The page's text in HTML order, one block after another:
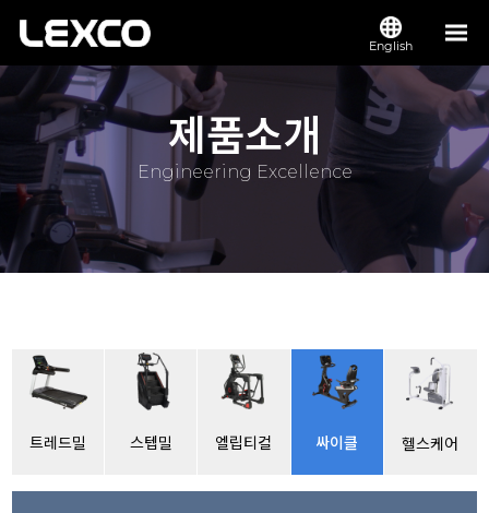
English
제품소개
Engineering Excellence
트레드밀 스텝밀 엘립티컬 싸이클 헬스케어